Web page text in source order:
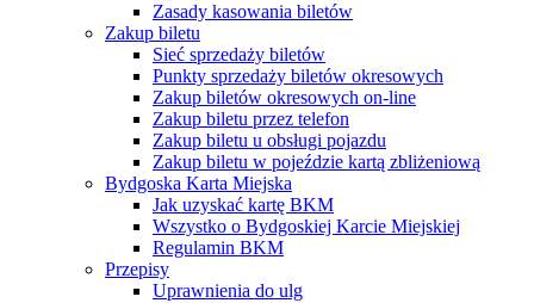
Zasady kasowania biletów
Zakup biletu
Sieć sprzedaży biletów
Punkty sprzedaży biletów okresowych
Zakup biletów okresowych on-line
Zakup biletu przez telefon
Zakup biletu u obsługi pojazdu
Zakup biletu w pojeździe kartą zbliżeniową
Bydgoska Karta Miejska
Jak uzyskać kartę BKM
Wszystko o Bydgoskiej Karcie Miejskiej
Regulamin BKM
Przepisy
Uprawnienia do ulg